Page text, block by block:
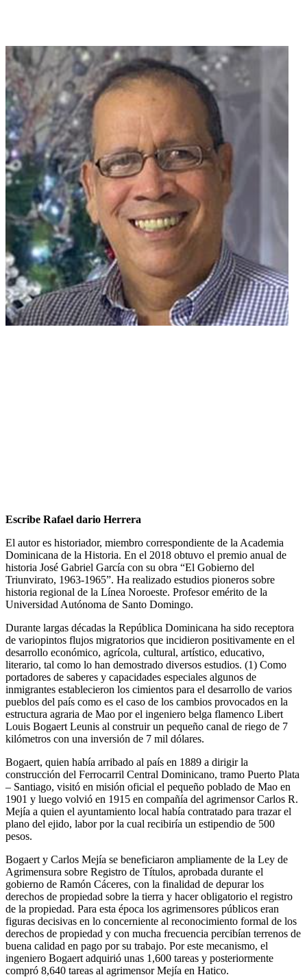
Escribe Rafael dario Herrera
El autor es historiador, miembro correspondiente de la Academia
Dominicana de la Historia. En el 2018 obtuvo el premio anual de
historia José Gabriel García con su obra “El Gobierno del
Triunvirato, 1963-1965”. Ha realizado estudios pioneros sobre
historia regional de la Línea Noroeste. Profesor emérito de la
Universidad Autónoma de Santo Domingo.
Durante largas décadas la República Dominicana ha sido receptora
de variopintos flujos migratorios que incidieron positivamente en el
desarrollo económico, agrícola, cultural, artístico, educativo,
literario, tal como lo han demostrado diversos estudios. (1) Como
portadores de saberes y capacidades especiales algunos de
inmigrantes establecieron los cimientos para el desarrollo de varios
pueblos del país como es el caso de los cambios provocados en la
estructura agraria de Mao por el ingeniero belga flamenco Libert
Louis Bogaert Leunis al construir un pequeño canal de riego de 7
kilómetros con una inversión de 7 mil dólares.
Bogaert, quien había arribado al país en 1889 a dirigir la
construcción del Ferrocarril Central Dominicano, tramo Puerto Plata
– Santiago, visitó en misión oficial el pequeño poblado de Mao en
1901 y luego volvió en 1915 en compañía del agrimensor Carlos R.
Mejía a quien el ayuntamiento local había contratado para trazar el
plano del ejido, labor por la cual recibiría un estipendio de 500
pesos.
Bogaert y Carlos Mejía se beneficiaron ampliamente de la Ley de
Agrimensura sobre Registro de Títulos, aprobada durante el
gobierno de Ramón Cáceres, con la finalidad de depurar los
derechos de propiedad sobre la tierra y hacer obligatorio el registro
de la propiedad. Para esta época los agrimensores públicos eran
figuras decisivas en lo concerniente al reconocimiento formal de los
derechos de propiedad y con mucha frecuencia percibían terrenos de
buena calidad en pago por su trabajo. Por este mecanismo, el
ingeniero Bogaert adquirió unas 1,600 tareas y posteriormente
compró 8,640 tareas al agrimensor Mejía en Hatico.